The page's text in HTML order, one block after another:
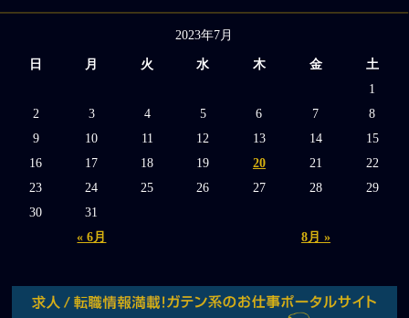
2023年7月
日 月 火 水 木 金 土
« 6月 8月 »
1
2
3 4 5 6 7
8
9
10 11 12 13 14
15
16
17 18 19 20 21
22
23
24 25 26 27 28
29
30
31